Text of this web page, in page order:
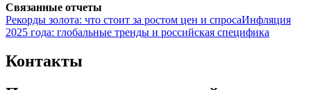
Связанные отчеты
Рекорды золота: что стоит за ростом цен и спросаИнфляция
2025 года: глобальные тренды и российская специфика
Контакты